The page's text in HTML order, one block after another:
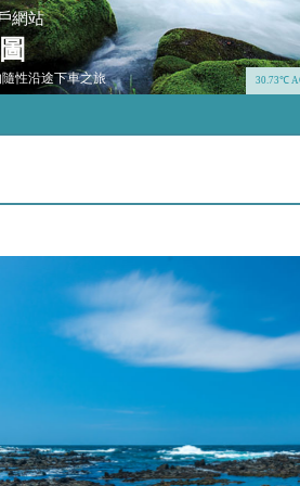
網站
性沿途下車之旅 30.73℃